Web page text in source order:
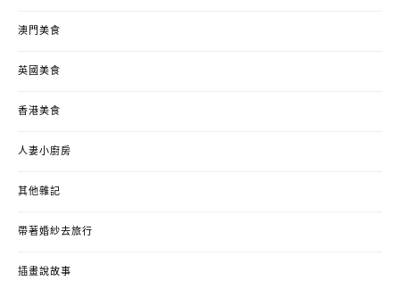
澳門美食
英國美食
香港美食
人妻小廚房
其他雜記
帶著婚紗去旅行
插畫說故事